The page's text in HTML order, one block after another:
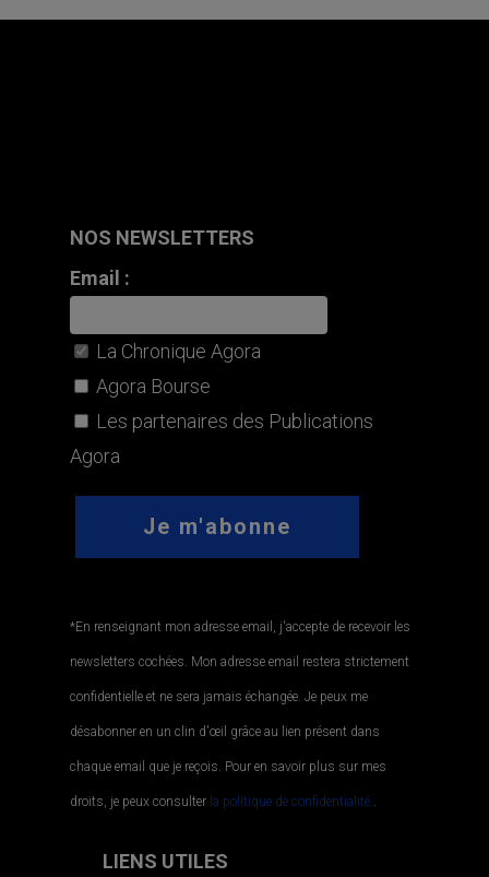
NOS NEWSLETTERS
Email :
La Chronique Agora
Agora Bourse
Les partenaires des Publications
Agora
*En renseignant mon adresse email, j'accepte de recevoir les
newsletters cochées. Mon adresse email restera strictement
confidentielle et ne sera jamais échangée. Je peux me
désabonner en un clin d'œil grâce au lien présent dans
chaque email que je reçois. Pour en savoir plus sur mes
droits, je peux consulter la politique de confidentialité..
LIENS UTILES